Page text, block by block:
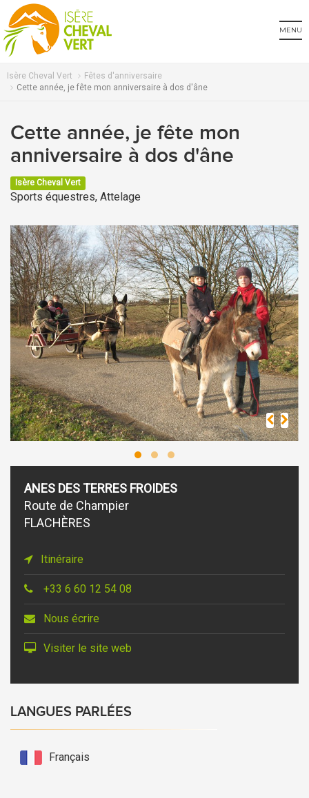
MENU
Isère Cheval Vert
Fêtes d'anniversaire
Cette année, je fête mon anniversaire à dos d'âne
Cette année, je fête mon
anniversaire à dos d'âne
Isère Cheval Vert
Sports équestres, Attelage
ANES DES TERRES FROIDES
Route de Champier
FLACHÈRES
Itinéraire
+33 6 60 12 54 08
Nous écrire
Visiter le site web
LANGUES PARLÉES
Français